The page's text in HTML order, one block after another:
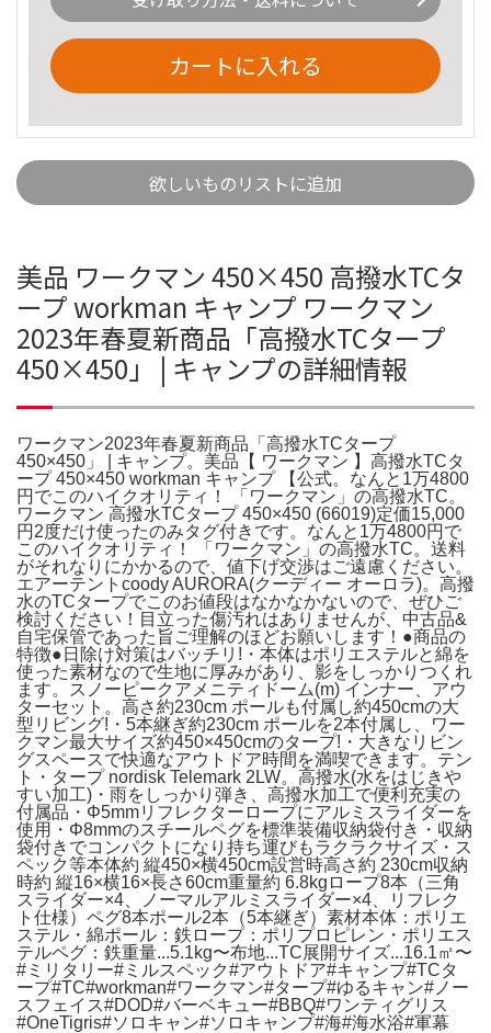
カートに入れる
欲しいものリストに追加
美品 ワークマン 450×450 高撥水TCタ
ープ workman キャンプ ワークマン
2023年春夏新商品「高撥水TCタープ
450×450」 | キャンプの詳細情報
ワークマン2023年春夏新商品「高撥水TCタープ
450×450」 | キャンプ。美品【 ワークマン 】高撥水TCタ
ープ 450×450 workman キャンプ 【公式。なんと1万4800
円でこのハイクオリティ！ 「ワークマン」の高撥水TC。
ワークマン 高撥水TCタープ 450×450 (66019)定価15,000
円2度だけ使ったのみタグ付きです。なんと1万4800円で
このハイクオリティ！ 「ワークマン」の高撥水TC。送料
がそれなりにかかるので、値下げ交渉はご遠慮ください。
エアーテントcoody AURORA(クーディー オーロラ)。高撥
水のTCタープでこのお値段はなかなかないので、ぜひご
検討ください！目立った傷汚れはありませんが、中古品&
自宅保管であった旨ご理解のほどお願いします！●商品の
特徴●日除け対策はバッチリ!・本体はポリエステルと綿を
使った素材なので生地に厚みがあり、影をしっかりつくれ
ます。スノーピークアメニティドーム(m) インナー、アウ
ターセット。高さ約230cm ポールも付属し約450cmの大
型リビング!・5本継ぎ約230cm ポールを2本付属し、ワー
クマン最大サイズ約450×450cmのタープ!・大きなリビン
グスペースで快適なアウトドア時間を満喫できます。テン
ト・タープ nordisk Telemark 2LW。高撥水(水をはじきや
すい加工)・雨をしっかり弾き、高撥水加工で便利充実の
付属品・Φ5mmリフレクターロープにアルミスライダーを
使用・Φ8mmのスチールペグを標準装備収納袋付き・収納
袋付きでコンパクトになり持ち運びもラクラクサイズ・ス
ペック等本体約 縦450×横450cm設営時高さ約 230cm収納
時約 縦16×横16×長さ60cm重量約 6.8kgロープ8本（三角
スライダー×4、ノーマルアルミスライダー×4、リフレク
ト仕様）ペグ8本ポール2本（5本継ぎ）素材本体：ポリエ
ステル・綿ポール：鉄ロープ：ポリプロピレン・ポリエス
テルペグ：鉄重量...5.1kg〜布地...TC展開サイズ...16.1㎡〜
#ミリタリー#ミルスペック#アウトドア#キャンプ#TCタ
ープ#TC#workman#ワークマン#タープ#ゆるキャン#ノー
スフェイス#DOD#バーベキュー#BBQ#ワンティグリス
#OneTigris#ソロキャン#ソロキャンプ#海#海水浴#軍幕